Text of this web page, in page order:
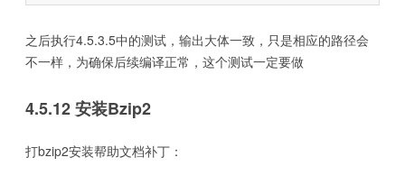
之后执行4.5.3.5中的测试，输出大体一致，只是相应的路径会
不一样，为确保后续编译正常，这个测试一定要做
4.5.12 安装Bzip2
打bzip2安装帮助文档补丁：